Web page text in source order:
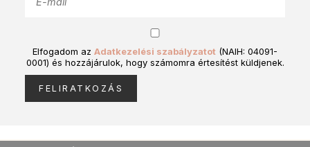
Elfogadom az Adatkezelési szabályzatot (NAIH: 04091-
0001) és hozzájárulok, hogy számomra értesítést küldjenek.